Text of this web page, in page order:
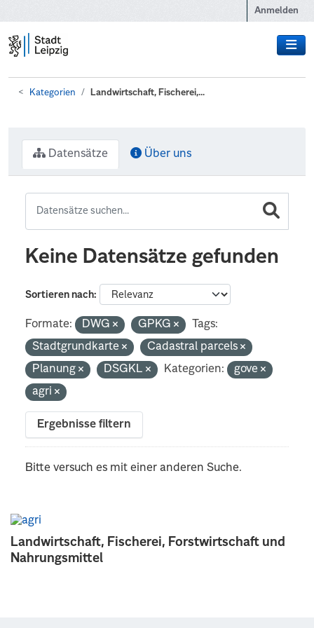
Anmelden
Kategorien Landwirtschaft, Fischerei,...
Landwirtschaft, Fischerei, Forstwirtschaft und
Nahrungsmittel
Datensätze Über uns
Keine Datensätze gefunden
Sortieren nach
Formate: DWG GPKG
Tags:
Stadtgrundkarte
Cadastral parcels
Planung
DSGKL Kategorien:
gove
agri
Ergebnisse filtern
Bitte versuch es mit einer anderen Suche.